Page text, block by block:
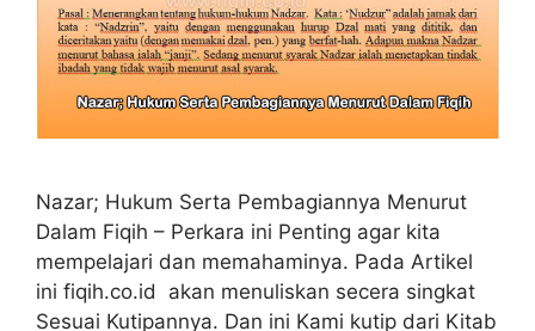
Nazar; Hukum Serta Pembagiannya Menurut
Dalam Fiqih – Perkara ini Penting agar kita
mempelajari dan memahaminya. Pada Artikel
ini fiqih.co.id akan menuliskan secera singkat
Sesuai Kutipannya. Dan ini Kami kutip dari Kitab